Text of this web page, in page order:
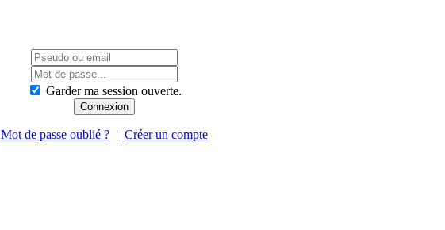
Garder ma session ouverte.
Mot de passe oublié ?| Créer un compte